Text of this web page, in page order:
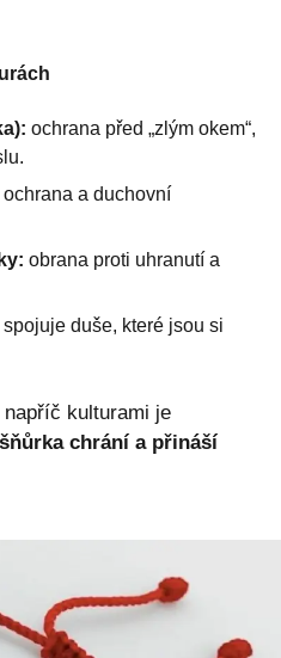
ochrana před „zlým okem“,
a duchovní
obrana proti uhranutí a
spojuje duše, které jsou si
kulturami je
chrání a přináší